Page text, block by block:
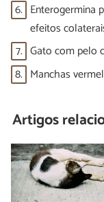
6. Enterogermina
efeitos
7. Gato com pelo
8. Manchas
Artigos